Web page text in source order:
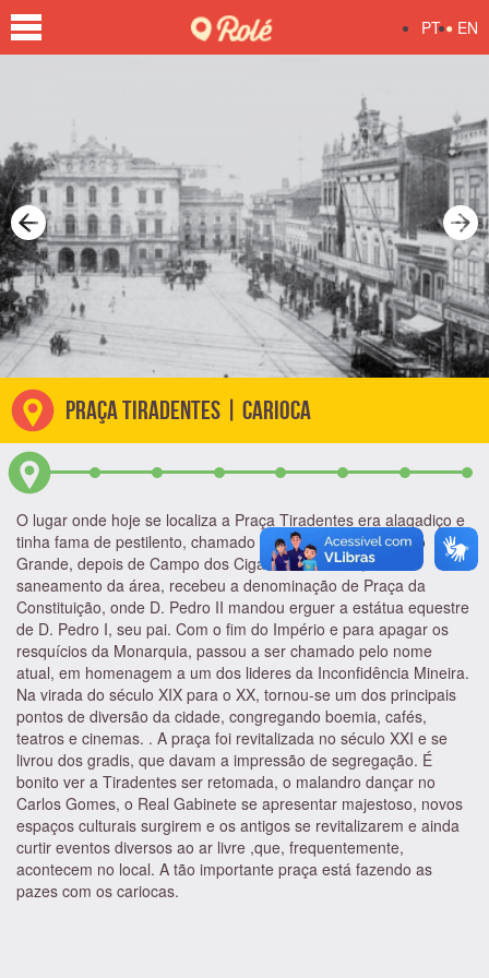
PT • EN
PRAÇA TIRADENTES | CARIOCA
O lugar onde hoje se localiza a Praça Tiradentes era alagadiço e
tinha fama de pestilento, chamado primeiramente de Rocio
Grande, depois de Campo dos Ciganos. Em 1862, com o
saneamento da área, recebeu a denominação de Praça da
Constituição, onde D. Pedro II mandou erguer a estátua equestre
de D. Pedro I, seu pai. Com o fim do Império e para apagar os
resquícios da Monarquia, passou a ser chamado pelo nome
atual, em homenagem a um dos lideres da Inconfidência Mineira.
Na virada do século XIX para o XX, tornou-se um dos principais
pontos de diversão da cidade, congregando boemia, cafés,
teatros e cinemas. . A praça foi revitalizada no século XXI e se
livrou dos gradis, que davam a impressão de segregação. É
bonito ver a Tiradentes ser retomada, o malandro dançar no
Carlos Gomes, o Real Gabinete se apresentar majestoso, novos
espaços culturais surgirem e os antigos se revitalizarem e ainda
curtir eventos diversos ao ar livre ,que, frequentemente,
acontecem no local. A tão importante praça está fazendo as
pazes com os cariocas.